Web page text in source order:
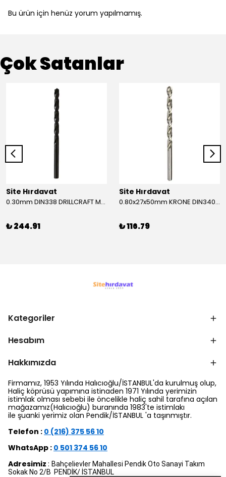
Bu ürün için henüz yorum yapılmamış.
Çok Satanlar
Site Hırdavat
0.30mm DIN338 DRILLCRAFT MATKAP UCU HSS 10 Adet
₺ 244.91
Site Hırdavat
0.80x27x50mm KRONE DIN340 UZUN MATKAP UCU HSS 10 Adet
₺ 116.79
Kategoriler
Hesabım
Hakkımızda
Firmamız, 1953 Yılında Halıcıoğlu/İSTANBUL'da kurulmuş olup,
Haliç köprüsü yapımına istinaden 1971 Yılında yerimizin
istimlak olması sebebi ile öncelikle haliç sahil tarafına açılan
mağazamız(Halıcıoğlu) buranında 1983'te istimlakı
ile şuanki yerimiz olan Pendik/İSTANBUL 'a taşınmıştır.
Telefon : 0 (216) 375 56 10
WhatsApp : 0 501 374 56 10
Adresimiz : Bahçelievler Mahallesi Pendik Oto Sanayi Takım
Sokak No 2/B PENDİK/ İSTANBUL